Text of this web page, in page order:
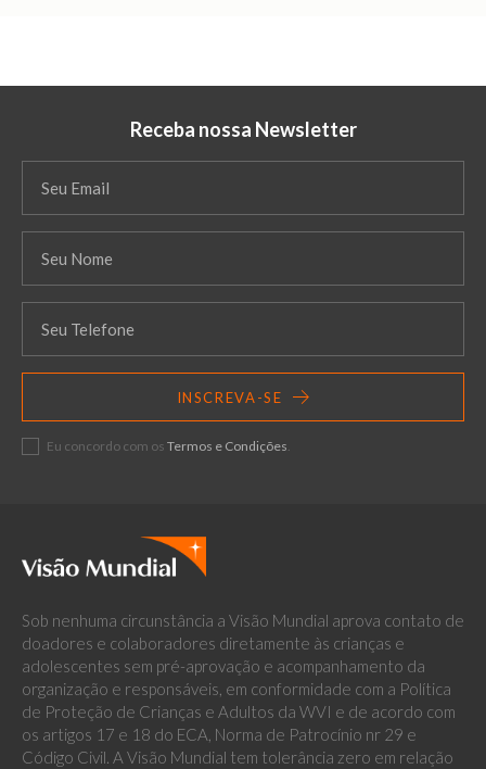
Receba nossa Newsletter
INSCREVA-SE
Eu concordo com os Termos e Condições.
Sob nenhuma circunstância a Visão Mundial aprova contato de
doadores e colaboradores diretamente às crianças e
adolescentes sem pré-aprovação e acompanhamento da
organização e responsáveis, em conformidade com a Política
de Proteção de Crianças e Adultos da WVI e de acordo com
os artigos 17 e 18 do ECA, Norma de Patrocínio nr 29 e
Código Civil. A Visão Mundial tem tolerância zero em relação